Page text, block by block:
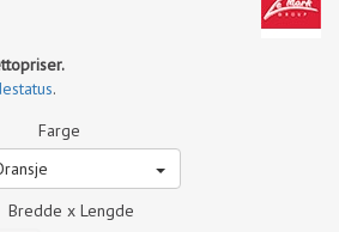
.
Farge
Bredde x Lengde